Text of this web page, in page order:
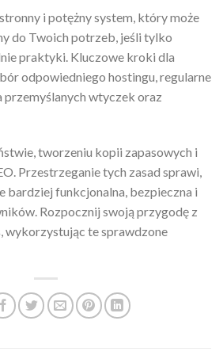
i potężny system, który może
do Twoich potrzeb, jeśli tylko
praktyki. Kluczowe kroki dla
odpowiedniego hostingu, regularne
przemyślanych wtyczek oraz
tworzeniu kopii zapasowych i
Przestrzeganie tych zasad sprawi,
bardziej funkcjonalna, bezpieczna i
Rozpocznij swoją przygodę z
wykorzystując te sprawdzone